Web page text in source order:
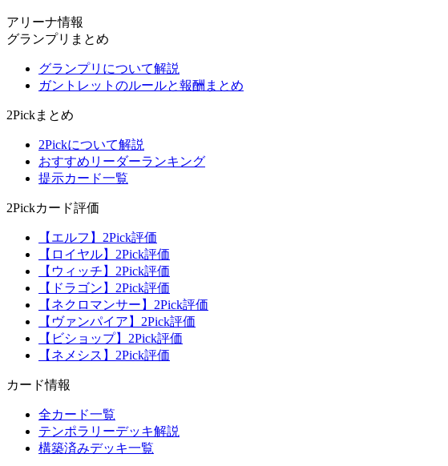
アリーナ情報
グランプリまとめ
グランプリについて解説
ガントレットのルールと報酬まとめ
2Pickまとめ
2Pickについて解説
おすすめリーダーランキング
提示カード一覧
2Pickカード評価
【エルフ】2Pick評価
【ロイヤル】2Pick評価
【ウィッチ】2Pick評価
【ドラゴン】2Pick評価
【ネクロマンサー】2Pick評価
【ヴァンパイア】2Pick評価
【ビショップ】2Pick評価
【ネメシス】2Pick評価
カード情報
全カード一覧
テンポラリーデッキ解説
構築済みデッキ一覧